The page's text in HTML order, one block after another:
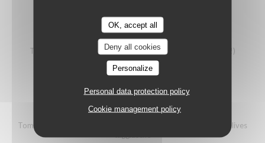
OK, accept all
Deny all cookies
Personalize
Personal data protection policy
Cookie management policy
BABBINI
Tomate, mozzarella et spianata calabra (saucisson piquant !)
18,00 EUR
DIVA
Tomate, mozzarella, jambon cuit aux herbes, champignons et olives